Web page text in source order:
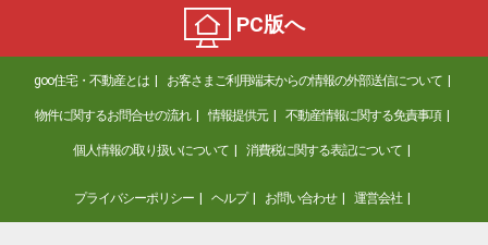
PC版へ
goo住宅・不動産とは お客さまご利用端末からの情報の外部送信について
物件に関するお問合せの流れ 情報提供元 不動産情報に関する免責事項
個人情報の取り扱いについて 消費税に関する表記について
プライバシーポリシー ヘルプ お問い合わせ 運営会社